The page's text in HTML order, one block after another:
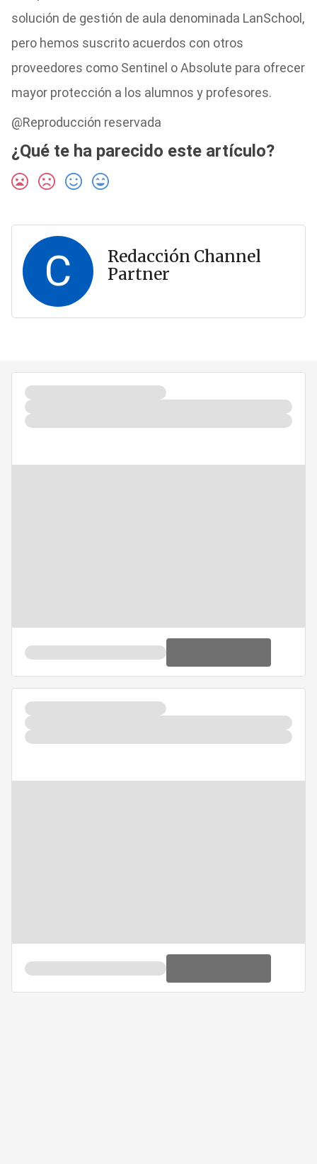
solución de gestión de aula denominada LanSchool,
pero hemos suscrito acuerdos con otros
proveedores como Sentinel o Absolute para ofrecer
mayor protección a los alumnos y profesores.
@Reproducción reservada
¿Qué te ha parecido este artículo?
C
Redacción Channel
Partner